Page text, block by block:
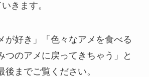
きます。
が好き」「色々なアメを食べる
つのアメに戻ってきちゃう」と
後までご覧ください。